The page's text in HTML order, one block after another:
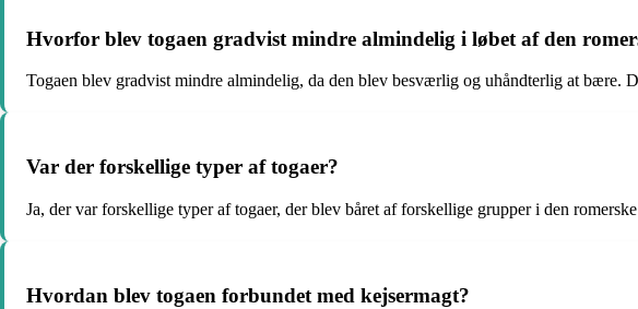
Hvorfor blev togaen gradvist mindre almindelig i løbet af den
Togaen blev gradvist mindre almindelig, da den blev besværlig og uhåndterlig at bære.
Var der forskellige typer af togaer?
Ja, der var forskellige typer af togaer, der blev båret af forskellige grupper i den
Hvordan blev togaen forbundet med kejsermagt?